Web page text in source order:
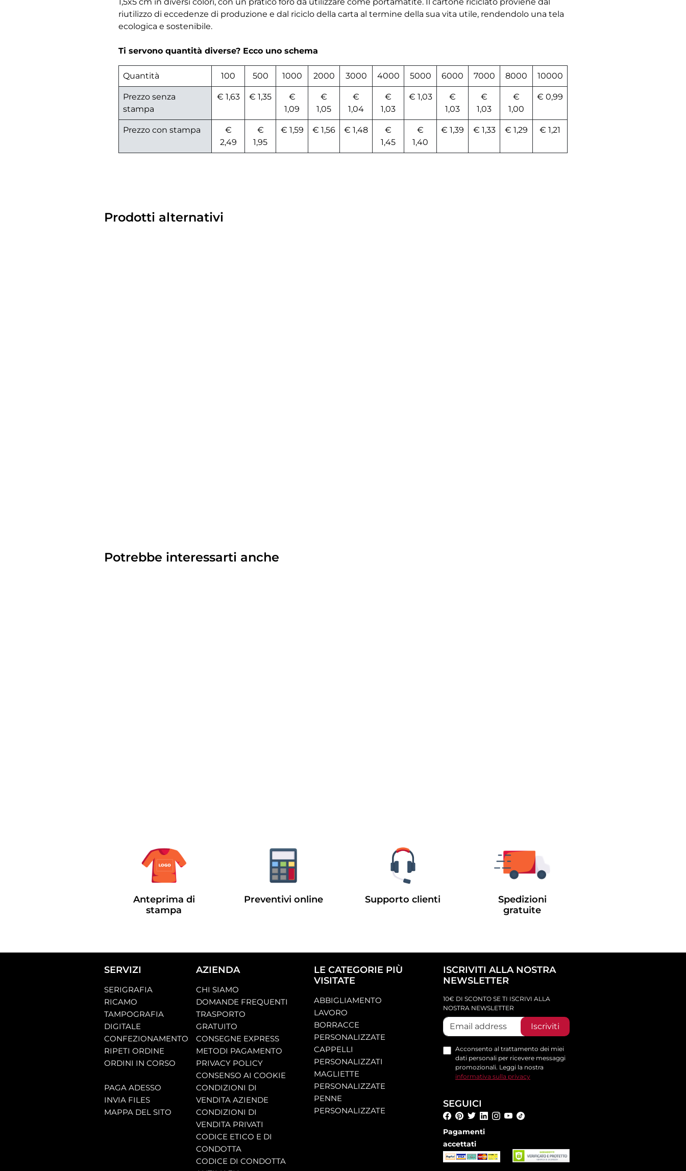
riutilizzo di eccedenze di produzione e dal riciclo della carta al termine della sua vita utile, rendendolo una tela
ecologica e sostenibile.
Ti servono quantità diverse? Ecco uno schema
Quantità 100 500 1000 2000 3000 4000 5000 6000 7000 8000 10000
Prezzo senza
stampa
€ 1,63 € 1,35
€
1,09
€
1,05
€
1,04
€
1,03
€ 1,03
€
1,03
€
1,03
€
1,00
€ 0,99
Prezzo con stampa
€
2,49
€
1,95
€ 1,59 € 1,56 € 1,48
€
1,45
€
1,40
€ 1,39 € 1,33 € 1,29 € 1,21
Prodotti alternativi
Potrebbe interessarti anche
Anteprima di
stampa
Preventivi online Supporto clienti
Spedizioni
gratuite
SERVIZI
SERIGRAFIA
RICAMO
TAMPOGRAFIA
DIGITALE
CONFEZIONAMENTO
RIPETI ORDINE
ORDINI IN CORSO
PAGA ADESSO
INVIA FILES
MAPPA DEL SITO
AZIENDA
CHI SIAMO
DOMANDE FREQUENTI
TRASPORTO
GRATUITO
CONSEGNE EXPRESS
METODI PAGAMENTO
PRIVACY POLICY
CONSENSO AI COOKIE
CONDIZIONI DI
VENDITA AZIENDE
CONDIZIONI DI
VENDITA PRIVATI
CODICE ETICO E DI
CONDOTTA
CODICE DI CONDOTTA
LE CATEGORIE PIÙ
VISITATE
ABBIGLIAMENTO
LAVORO
BORRACCE
PERSONALIZZATE
CAPPELLI
PERSONALIZZATI
MAGLIETTE
PERSONALIZZATE
PENNE
PERSONALIZZATE
ISCRIVITI ALLA NOSTRA
NEWSLETTER
10€ DI SCONTO SE TI ISCRIVI ALLA
NOSTRA NEWSLETTER
Iscriviti
Acconsento al trattamento dei miei
dati personali per ricevere messaggi
promozionali. Leggi la nostra
informativa sulla privacy
SEGUICI
Pagamenti
accettati